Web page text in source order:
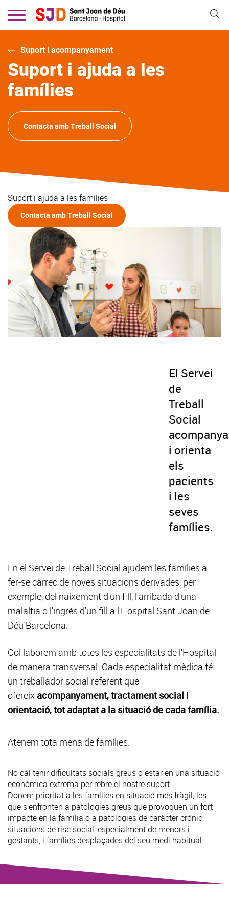
contingut
Suport i acompanyament
Suport i ajuda a les
famílies
Contacta amb Treball Social
Suport i ajuda a les famílies
Contacta amb Treball Social
El Servei
de
Treball
Social
acompanya
i orienta
els
pacients
i les
seves
famílies.
En el Servei de Treball Social ajudem les famílies a
fer-se càrrec de noves situacions derivades, per
exemple, del naixement d'un fill, l'arribada d'una
malaltia o l'ingrés d'un fill a l'Hospital Sant Joan de
Déu Barcelona.
Col·laborem amb totes les especialitats de l'Hospital
de manera transversal. Cada especialitat mèdica té
un treballador social referent que
ofereix acompanyament, tractament social i
orientació, tot adaptat a la situació de cada família.
Atenem tota mena de famílies.
No cal tenir dificultats socials greus o estar en una situació
econòmica extrema per rebre el nostre suport.
Donem prioritat a les famílies en situació més fràgil, les
que s'enfronten a patologies greus que provoquen un fort
impacte en la família o a patologies de caràcter crònic,
situacions de risc social, especialment de menors i
gestants, i famílies desplaçades del seu medi habitual.